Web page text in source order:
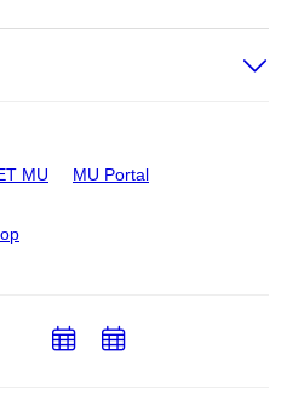
MU MU Portal
AddAdd